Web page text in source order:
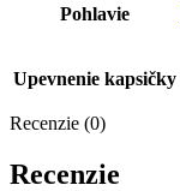
Pohlavie
Upevnenie kapsičky
Recenzie (0)
Recenzie